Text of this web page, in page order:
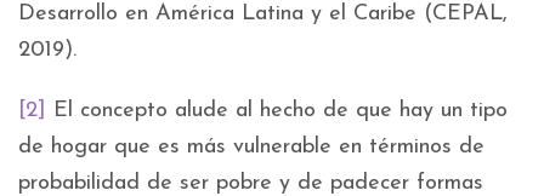
Desarrollo en América Latina y el Caribe (CEPAL,
2019).
[2]
El concepto alude al hecho de que hay un tipo
de hogar que es más vulnerable en términos de
probabilidad de ser pobre y de padecer formas